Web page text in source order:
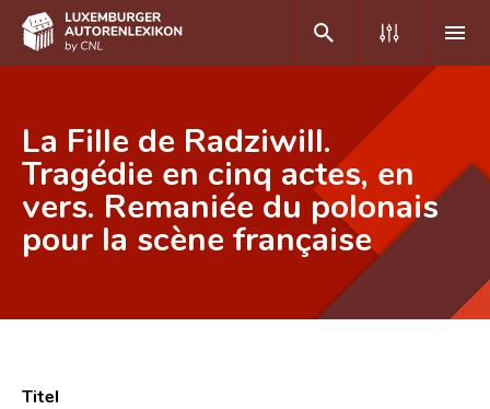
DE FR
Home
Autor(inn)en A-Z
La Fille de Radziwill.
Tragédie en cinq actes, en
vers. Remaniée du polonais
pour la scène française
Titel